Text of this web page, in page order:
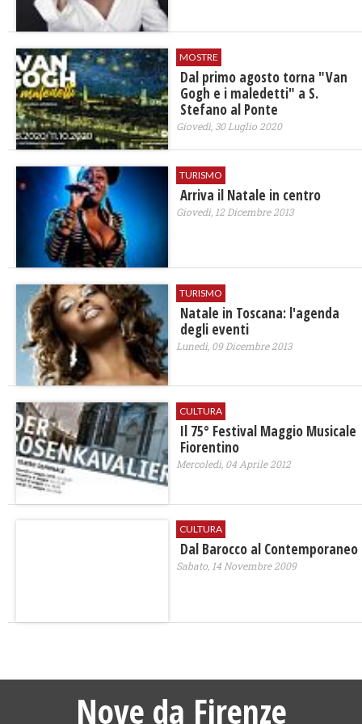
MOSTRE
Dal primo agosto torna "Van
Gogh e i maledetti" a S.
Stefano al Ponte
Giovedì, 30 Luglio 2020
TURISMO
Arriva il Natale in centro
Giovedì, 12 Dicembre 2013
TURISMO
Natale in Toscana: l'agenda
degli eventi
Lunedì, 09 Dicembre 2013
CULTURA
Il 75° Festival Maggio Musicale
Fiorentino
Mercoledì, 04 Aprile 2012
CULTURA
Dal Barocco al Contemporaneo
Sabato, 14 Novembre 2009
Nove da Firenze